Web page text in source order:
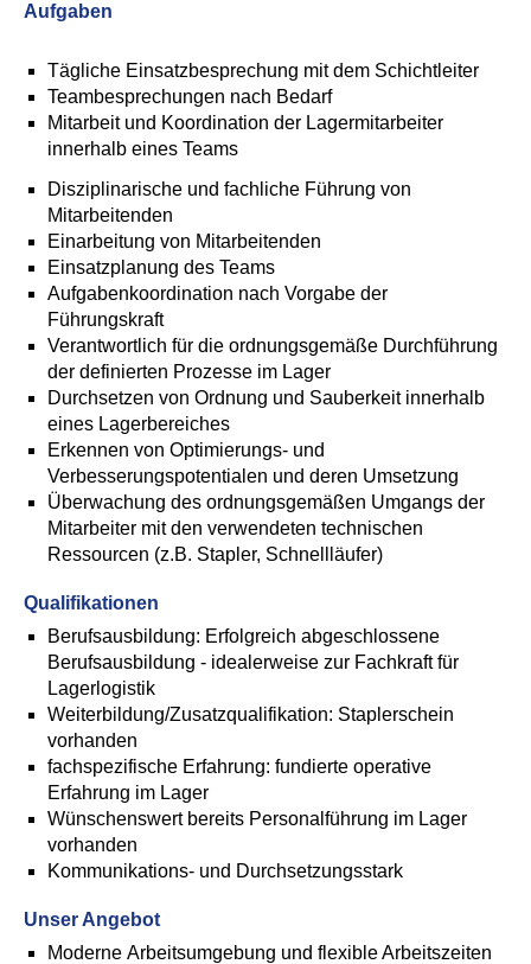
Aufgaben
Tägliche Einsatzbesprechung mit dem Schichtleiter
Teambesprechungen nach Bedarf
Mitarbeit und Koordination der Lagermitarbeiter
innerhalb eines Teams
Disziplinarische und fachliche Führung von
Mitarbeitenden
Einarbeitung von Mitarbeitenden
Einsatzplanung des Teams
Aufgabenkoordination nach Vorgabe der
Führungskraft
Verantwortlich für die ordnungsgemäße Durchführung
der definierten Prozesse im Lager
Durchsetzen von Ordnung und Sauberkeit innerhalb
eines Lagerbereiches
Erkennen von Optimierungs- und
Verbesserungspotentialen und deren Umsetzung
Überwachung des ordnungsgemäßen Umgangs der
Mitarbeiter mit den verwendeten technischen
Ressourcen (z.B. Stapler, Schnellläufer)
Qualifikationen
Berufsausbildung: Erfolgreich abgeschlossene
Berufsausbildung - idealerweise zur Fachkraft für
Lagerlogistik
Weiterbildung/Zusatzqualifikation: Staplerschein
vorhanden
fachspezifische Erfahrung: fundierte operative
Erfahrung im Lager
Wünschenswert bereits Personalführung im Lager
vorhanden
Kommunikations- und Durchsetzungsstark
Unser Angebot
Moderne Arbeitsumgebung und flexible Arbeitszeiten